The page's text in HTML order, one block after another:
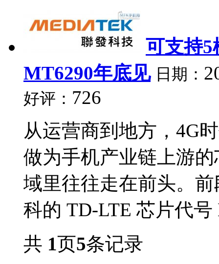
可支持5
MT6290年底见 日期：
好评： 726
从运营商到地方，4G
做为手机产业链上游
域里往往走在前头。
科的 TD-LTE 芯片代号
共 1页5条记录